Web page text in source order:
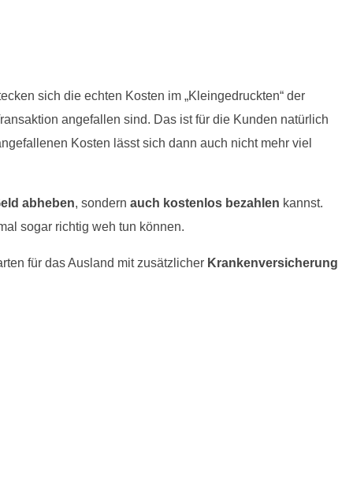
sich die echten Kosten im „Kleingedruckten“ der
angefallen sind. Das ist für die Kunden natürlich
Kosten lässt sich dann auch nicht mehr viel
abheben, sondern auch kostenlos bezahlen kannst.
sogar richtig weh tun können.
für das Ausland mit zusätzlicher Krankenversicherung